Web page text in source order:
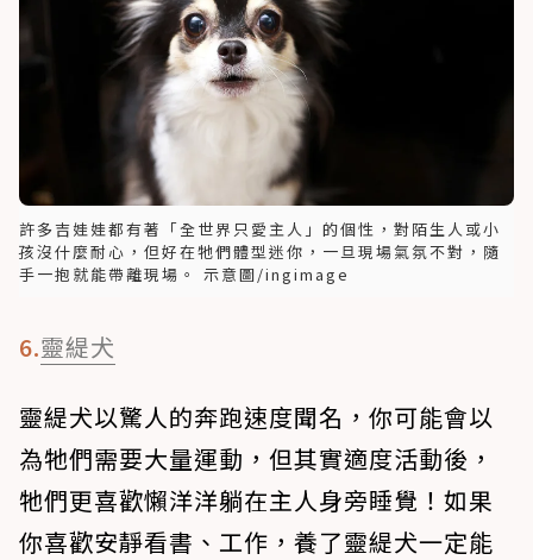
許多吉娃娃都有著「全世界只愛主人」的個性，對陌生人或小
孩沒什麼耐心，但好在牠們體型迷你，一旦現場氣氛不對，隨
手一抱就能帶離現場。 示意圖/ingimage
6.靈緹犬
靈緹犬以驚人的奔跑速度聞名，你可能會以
為牠們需要大量運動，但其實適度活動後，
牠們更喜歡懶洋洋躺在主人身旁睡覺！如果
你喜歡安靜看書、工作，養了靈緹犬一定能